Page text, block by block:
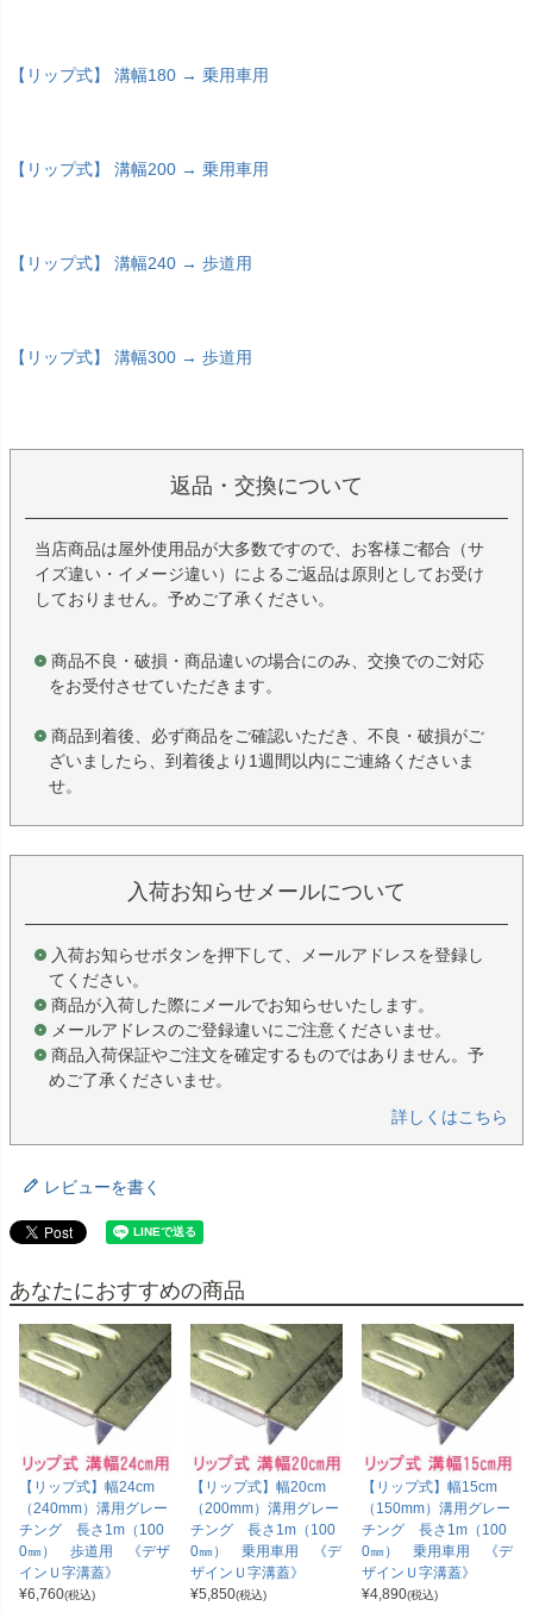
【リップ式】 溝幅180 → 乗用車用
【リップ式】 溝幅200 → 乗用車用
【リップ式】 溝幅240 → 歩道用
【リップ式】 溝幅300 → 歩道用
返品・交換について
当店商品は屋外使用品が大多数ですので、お客様ご都合（サ
イズ違い・イメージ違い）によるご返品は原則としてお受け
しておりません。予めご了承ください。
商品不良・破損・商品違いの場合にのみ、交換でのご対応
をお受付させていただきます。
商品到着後、必ず商品をご確認いただき、不良・破損がご
ざいましたら、到着後より1週間以内にご連絡くださいま
せ。
入荷お知らせメールについて
入荷お知らせボタンを押下して、メールアドレスを登録し
てください。
商品が入荷した際にメールでお知らせいたします。
メールアドレスのご登録違いにご注意くださいませ。
商品入荷保証やご注文を確定するものではありません。予
めご了承くださいませ。
詳しくはこちら
レビューを書く
あなたにおすすめの商品
【リップ式】幅24cm
（240mm）溝用グレー
チング 長さ1m（100
0㎜） 歩道用 《デザ
インＵ字溝蓋》
¥6,760(税込)
【リップ式】幅20cm
（200mm）溝用グレー
チング 長さ1m（100
0㎜） 乗用車用 《デ
ザインＵ字溝蓋》
¥5,850(税込)
【リップ式】幅15cm
（150mm）溝用グレー
チング 長さ1m（100
0㎜） 乗用車用 《デ
ザインＵ字溝蓋》
¥4,890(税込)